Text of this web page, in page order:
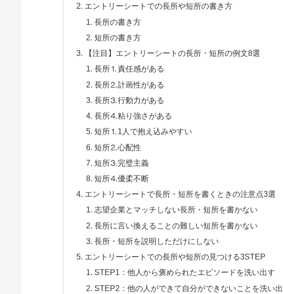
エントリーシートでの長所や短所の書き方
長所の書き方
短所の書き方
【注目】エントリーシートの長所・短所の例文8選
長所⒈責任感がある
長所⒉計画性がある
長所⒊行動力がある
長所⒋粘り強さがある
短所⒈1人で抱え込みやすい
短所⒉心配性
短所⒊完璧主義
短所⒋優柔不断
エントリーシートで長所・短所を書くときの注意点3選
志望企業とマッチしない長所・短所を書かない
長所に言い換えることの難しい短所を書かない
長所・短所を説明しただけにしない
エントリーシートでの長所や短所の見つける3STEP
STEP1：他人から褒められたエピソードを洗い出す
STEP2：他の人ができて自分ができないことを洗い